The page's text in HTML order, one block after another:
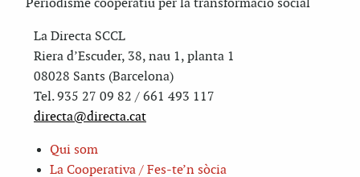
Periodisme cooperatiu per la transformació social
La Directa SCCL
Riera d’Escuder, 38, nau 1, planta 1
08028 Sants (Barcelona)
Tel. 935 27 09 82 / 661 493 117
directa@directa.cat
Qui som
La Cooperativa / Fes-te’n sòcia